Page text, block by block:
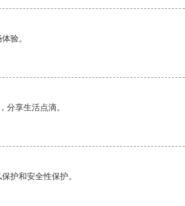
验。
分享生活点滴。
护和安全性保护。